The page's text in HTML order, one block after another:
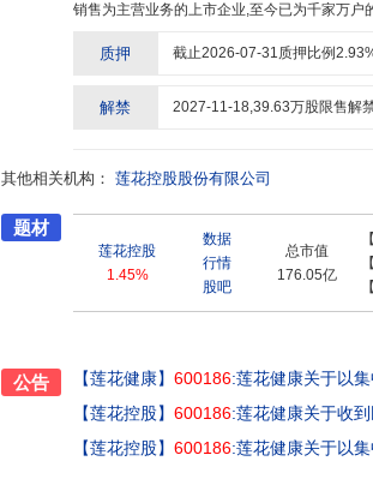
销售为主营业务的上市企业,至今已为千家万
为全国首批41家国家商标战略实施示范企业,
标被国家工商行政管理总局认定为“中国驰名
味品,以火锅底料、小龙虾调味料、酸菜鱼佐
显著增强,盈利能力持续提升,发展质量不断提
面贯彻落实521品牌复兴战略,深入推进年轻
建设、新机制实施、新人才引入,并在持续做
质押 截止2026-07-31质押比例2.93
解禁 2027-11-18,39.63万股限售解
其他相关机构： 莲花控股股份有限公司
题材
莲花控股
1.45%
数据
行情
股吧
总市值
176.05亿
公告 【莲花健康】 600186:莲花健康关于以
【莲花控股】 600186:莲花健康关于收
【莲花控股】 600186:莲花健康关于以